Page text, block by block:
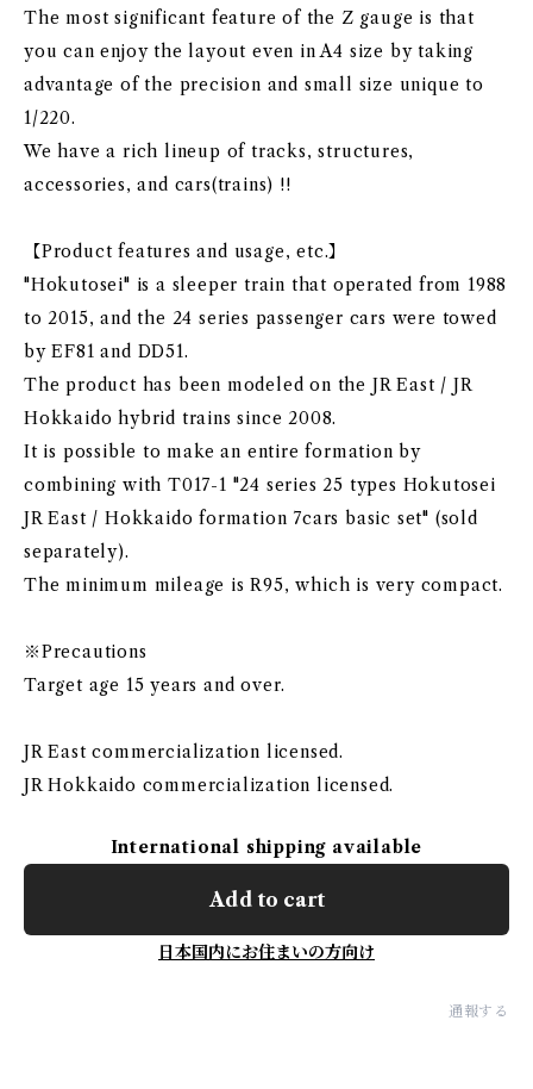
The most significant feature of the Z gauge is that
you can enjoy the layout even in A4 size by taking
advantage of the precision and small size unique to
1/220.
We have a rich lineup of tracks, structures,
accessories, and cars(trains) !!
【Product features and usage, etc.】
"Hokutosei" is a sleeper train that operated from 1988
to 2015, and the 24 series passenger cars were towed
by EF81 and DD51.
The product has been modeled on the JR East / JR
Hokkaido hybrid trains since 2008.
It is possible to make an entire formation by
combining with T017-1 "24 series 25 types Hokutosei
JR East / Hokkaido formation 7cars basic set" (sold
separately).
The minimum mileage is R95, which is very compact.
※Precautions
Target age 15 years and over.
JR East commercialization licensed.
JR Hokkaido commercialization licensed.
International shipping available
Add to cart
日本国内にお住まいの方向け
通報する